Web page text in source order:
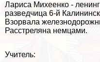
Лариса Михеенко -
разведчица 6-й
Взорвала
Расстреляна немцами.
Учитель: